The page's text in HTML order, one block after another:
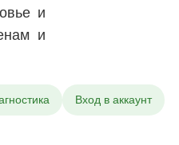
и
и
Вход в аккаунт